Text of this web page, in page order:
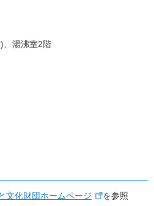
、湯沸室2階
文化財団ホームページ を参照